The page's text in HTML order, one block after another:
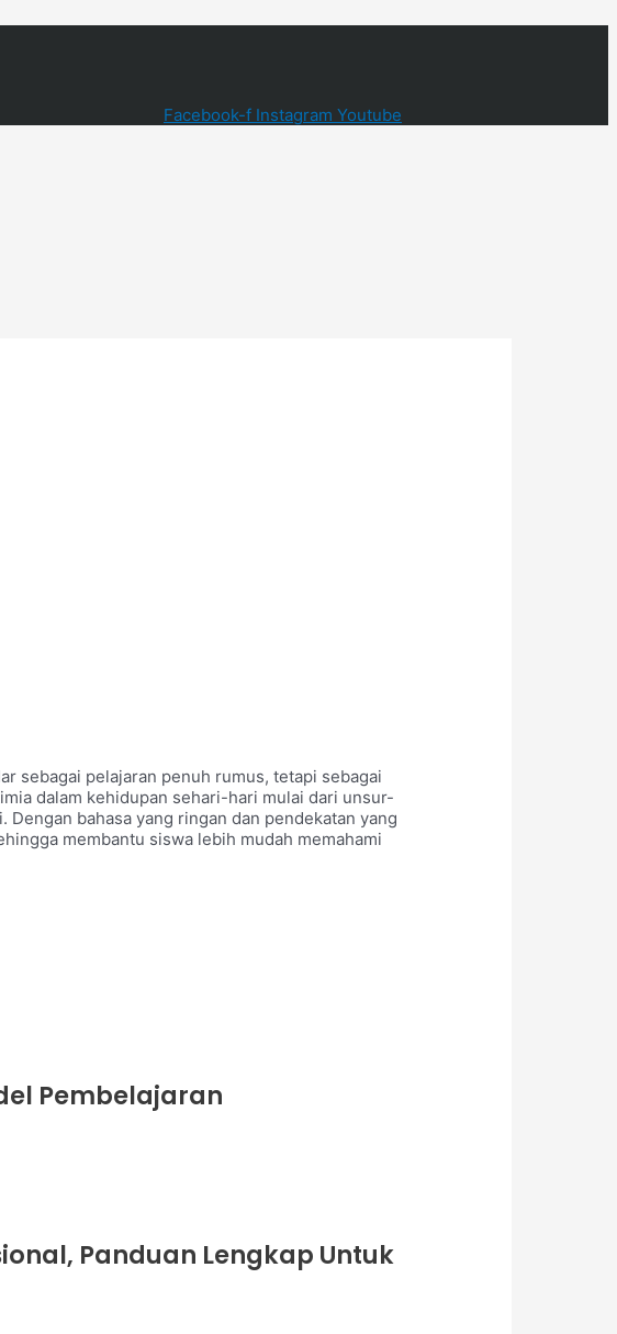
Facebook-f Instagram Youtube
sebagai pelajaran penuh rumus, tetapi sebagai
dalam kehidupan sehari-hari mulai dari unsur-
bahasa yang ringan dan pendekatan yang
membantu siswa lebih mudah memahami
Pembelajaran
Panduan Lengkap Untuk